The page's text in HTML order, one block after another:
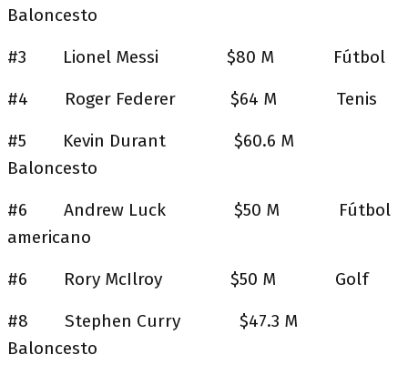
Baloncesto
#3 Lionel Messi $80 M Fútbol
#4 Roger Federer $64 M Tenis
#5 Kevin Durant $60.6 M
Baloncesto
#6 Andrew Luck $50 M Fútbol
americano
#6 Rory McIlroy $50 M Golf
#8 Stephen Curry $47.3 M
Baloncesto